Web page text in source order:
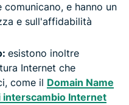
e hanno un
e sull'affidabilità
esistono inoltre
Internet che
come il Domain Name
interscambio Internet